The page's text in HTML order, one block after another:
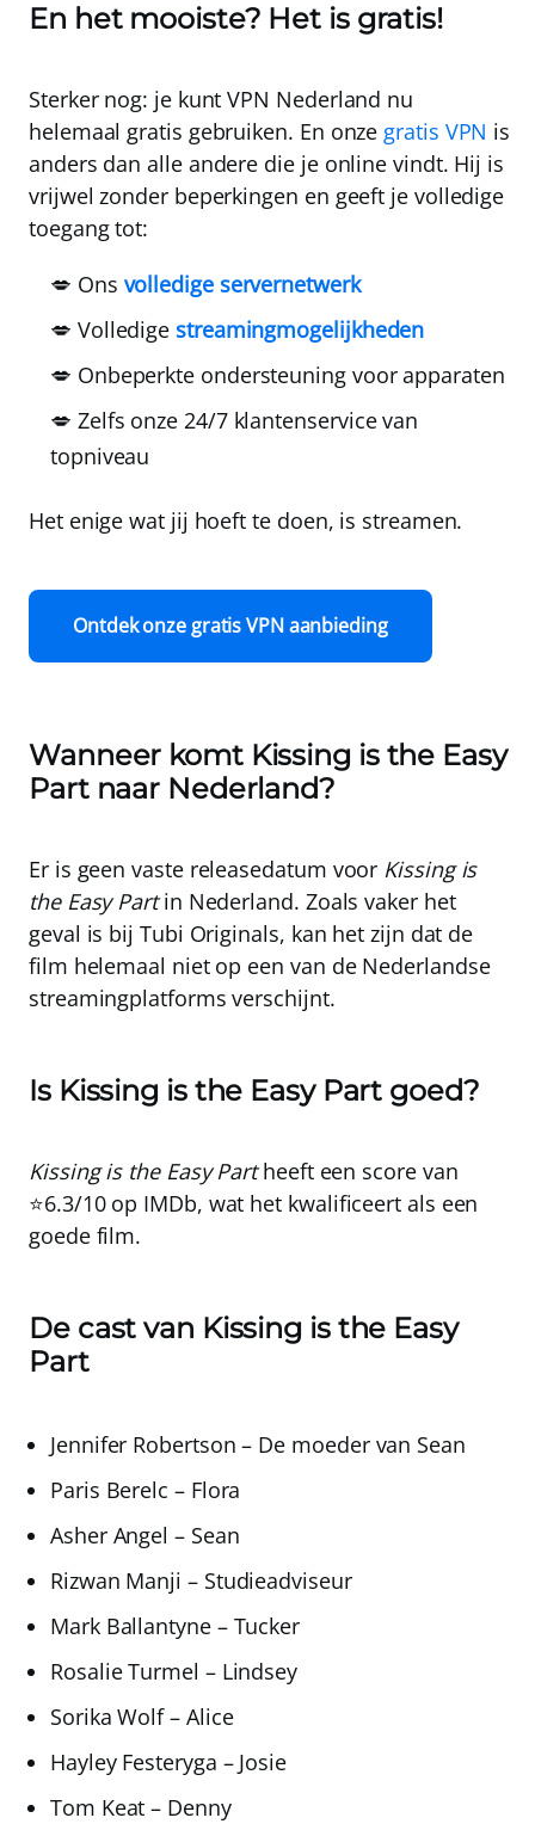
En het mooiste? Het is gratis!
Sterker nog: je kunt VPN Nederland nu
helemaal gratis gebruiken. En onze gratis VPN is
anders dan alle andere die je online vindt. Hij is
vrijwel zonder beperkingen en geeft je volledige
toegang tot:
💋 Ons volledige servernetwerk
💋 Volledigestreamingmogelijkheden
💋 Onbeperkte ondersteuning voor apparaten
💋 Zelfs onze 24/7 klantenservice van
topniveau
Het enige wat jij hoeft te doen, is streamen.
Ontdek onze gratis VPN aanbieding
Wanneer komt Kissing is the Easy
Part naar Nederland?
Er is geen vaste releasedatum voor Kissing is
the Easy Partin Nederland. Zoals vaker het
geval is bij Tubi Originals, kan het zijn dat de
film helemaal niet op een van de Nederlandse
streamingplatforms verschijnt.
Is Kissing is the Easy Part goed?
Kissing is the Easy Partheeft een score van
⭐6.3/10 op IMDb, wat het kwalificeert als een
goede film.
De cast van Kissing is the Easy
Part
Jennifer Robertson – De moeder van Sean
Paris Berelc – Flora
Asher Angel – Sean
Rizwan Manji – Studieadviseur
Mark Ballantyne – Tucker
Rosalie Turmel – Lindsey
Sorika Wolf – Alice
Hayley Festeryga – Josie
Tom Keat – Denny